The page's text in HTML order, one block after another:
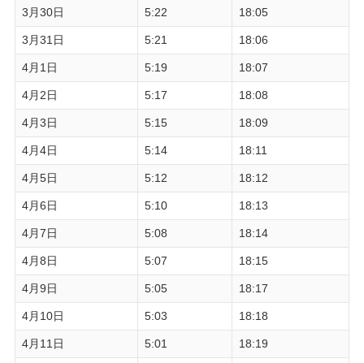
3月30日 5:22 18:05
3月31日 5:21 18:06
4月1日 5:19 18:07
4月2日 5:17 18:08
4月3日 5:15 18:09
4月4日 5:14 18:11
4月5日 5:12 18:12
4月6日 5:10 18:13
4月7日 5:08 18:14
4月8日 5:07 18:15
4月9日 5:05 18:17
4月10日 5:03 18:18
4月11日 5:01 18:19